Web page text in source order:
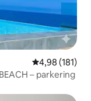
4,98 av 5 i
4,98 (181)
– parkering